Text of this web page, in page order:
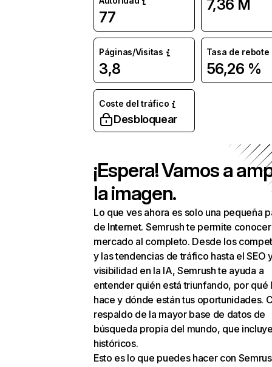
77
7,36 M
Páginas/Visitas
3,8
Tasa de rebote
56,26 %
Coste del tráfico
Desbloquear
¡Espera! Vamos a
la imagen.
Lo que ves ahora es solo una pequeña
de Internet. Semrush te permite
mercado al completo. Desde los
y las tendencias de tráfico hasta el SEO
visibilidad en la IA, Semrush te ayuda a
entender quién está triunfando, por qué
hace y dónde están tus oportunidades.
respaldo de la mayor base de datos de
búsqueda propia del mundo, que
históricos.
Esto es lo que puedes hacer con